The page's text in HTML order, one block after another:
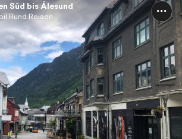
Süd bis Ålesund
Rund Reisen